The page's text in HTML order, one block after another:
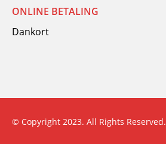
ONLINE BETALING
Dankort
© Copyright 2023. All Rights Reserved.